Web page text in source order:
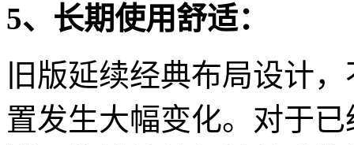
5、长期使用舒适：
旧版延续经典布局设计
置发生大幅变化。对于